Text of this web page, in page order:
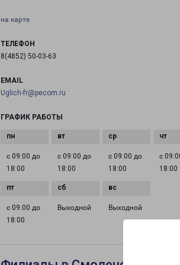
на карте
ТЕЛЕФОН
8(4852) 50-03-63
EMAIL
Uglich-fr@pecom.ru
ГРАФИК РАБОТЫ
с 09:00 до
18:00
с 09:00 до
18:00
с 09:00 до
18:00
с
18:00
с 09:00 до
18:00
Выходной Выходной